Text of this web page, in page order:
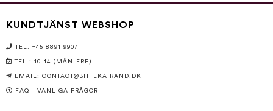
KUNDTJÄNST WEBSHOP
TEL: +45 8891 9907
TEL.: 10-14 (MÅN-FRE)
EMAIL: CONTACT@BITTEKAIRAND.DK
FAQ - VANLIGA FRÅGOR